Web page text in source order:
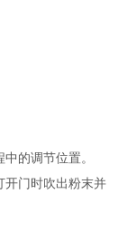
的调节位置。
开门时吹出粉末并